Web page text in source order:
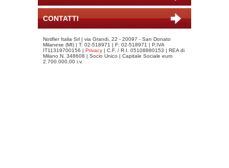
CONTATTI
Notifier Italia Srl | via Grandi, 22 - 20097 - San Donato
Milanese (MI) | T: 02-518971 | F: 02-518971 | P.IVA
IT11319700156 | Privacy | C.F. / R.I. 05108880153 | REA di
Milano N. 348608 | Socio Unico | Capitale Sociale euro
2.700.000,00 i.v.